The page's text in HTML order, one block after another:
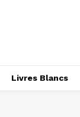
Livres Blancs